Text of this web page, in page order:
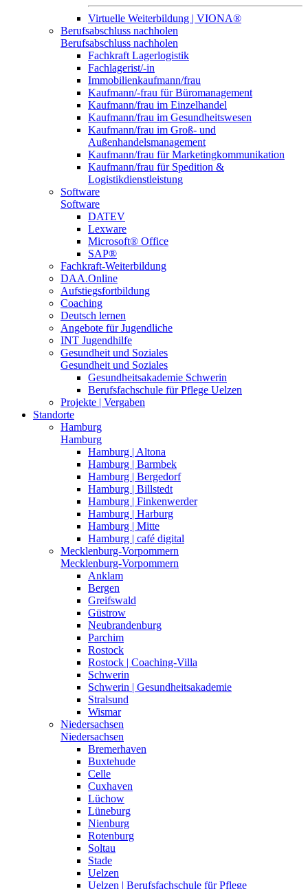
Virtuelle Weiterbildung | VIONA®
Berufsabschluss nachholen
Berufsabschluss nachholen
Fachkraft Lagerlogistik
Fachlagerist/-in
Immobilienkaufmann/frau
Kaufmann/-frau für Büromanagement
Kaufmann/frau im Einzelhandel
Kaufmann/frau im Gesundheitswesen
Kaufmann/frau im Groß- und
Außenhandelsmanagement
Kaufmann/frau für Marketingkommunikation
Kaufmann/frau für Spedition &
Logistikdienstleistung
Software
Software
DATEV
Lexware
Microsoft® Office
SAP®
Fachkraft-Weiterbildung
DAA.Online
Aufstiegsfortbildung
Coaching
Deutsch lernen
Angebote für Jugendliche
INT Jugendhilfe
Gesundheit und Soziales
Gesundheit und Soziales
Gesundheitsakademie Schwerin
Berufsfachschule für Pflege Uelzen
Projekte | Vergaben
Standorte
Hamburg
Hamburg
Hamburg | Altona
Hamburg | Barmbek
Hamburg | Bergedorf
Hamburg | Billstedt
Hamburg | Finkenwerder
Hamburg | Harburg
Hamburg | Mitte
Hamburg | café digital
Mecklenburg-Vorpommern
Mecklenburg-Vorpommern
Anklam
Bergen
Greifswald
Güstrow
Neubrandenburg
Parchim
Rostock
Rostock | Coaching-Villa
Schwerin
Schwerin | Gesundheitsakademie
Stralsund
Wismar
Niedersachsen
Niedersachsen
Bremerhaven
Buxtehude
Celle
Cuxhaven
Lüchow
Lüneburg
Nienburg
Rotenburg
Soltau
Stade
Uelzen
Uelzen | Berufsfachschule für Pflege